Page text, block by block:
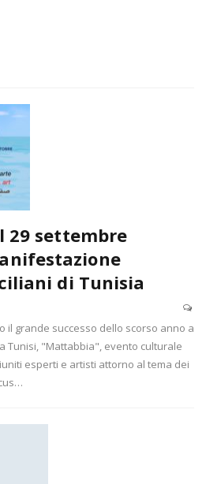
29 settembre
di Tunisia
il grande successo dello scorso anno a
Tunisi, "Mattabbia", evento culturale
esperti e artisti attorno al tema dei